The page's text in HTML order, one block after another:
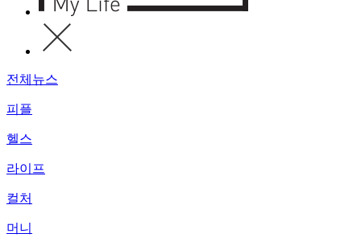
전체뉴스
피플
헬스
라이프
컬처
머니